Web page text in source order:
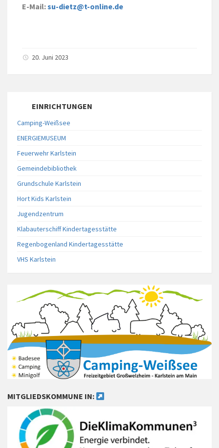
E-Mail:su-dietz@t-online.de
20. Juni 2023
EINRICHTUNGEN
Camping-Weißsee
ENERGIEMUSEUM
Feuerwehr Karlstein
Gemeindebibliothek
Grundschule Karlstein
Hort Kids Karlstein
Jugendzentrum
Klabauterschiff Kindertagesstätte
Regenbogenland Kindertagesstätte
VHS Karlstein
MITGLIEDSKOMMUNE IN: